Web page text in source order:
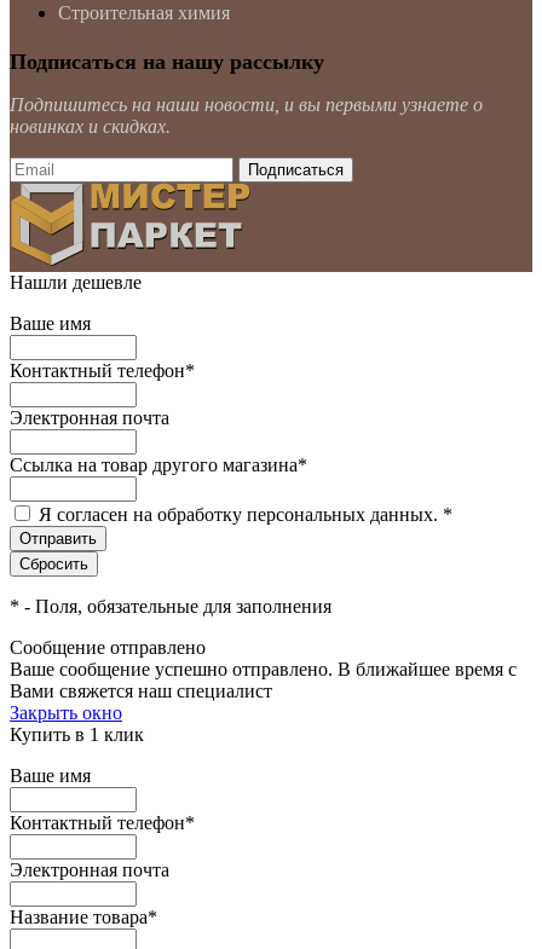
Строительная химия
Подписаться на нашу рассылку
Подпишитесь на наши новости, и вы первыми узнаете о
новинках и скидках.
Нашли дешевле
Ваше имя
Контактный телефон*
Электронная почта
Ссылка на товар другого магазина*
Я согласен на обработку персональных данных. *
* - Поля, обязательные для заполнения
Сообщение отправлено
Ваше сообщение успешно отправлено. В ближайшее время с
Вами свяжется наш специалист
Закрыть окно
Купить в 1 клик
Ваше имя
Контактный телефон*
Электронная почта
Название товара*